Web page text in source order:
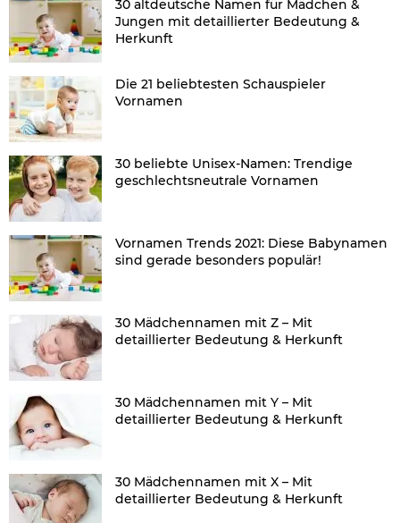
30 altdeutsche Namen für Mädchen &
Jungen mit detaillierter Bedeutung &
Herkunft
Die 21 beliebtesten Schauspieler
Vornamen
30 beliebte Unisex-Namen: Trendige
geschlechtsneutrale Vornamen
Vornamen Trends 2021: Diese Babynamen
sind gerade besonders populär!
30 Mädchennamen mit Z – Mit
detaillierter Bedeutung & Herkunft
30 Mädchennamen mit Y – Mit
detaillierter Bedeutung & Herkunft
30 Mädchennamen mit X – Mit
detaillierter Bedeutung & Herkunft